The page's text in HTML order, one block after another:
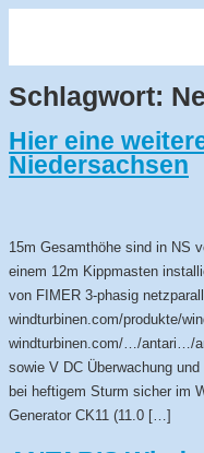
Schlagwort:
Hier eine
Niedersachsen
15m Gesamthöhe sind in NS
einem 12m Kippmasten
von FIMER 3-phasig
windturbinen.com/produkte/
windturbinen.com/…/antari…/
sowie V DC Überwachung
bei heftigem Sturm sicher im
Generator CK11 (11.0 […]